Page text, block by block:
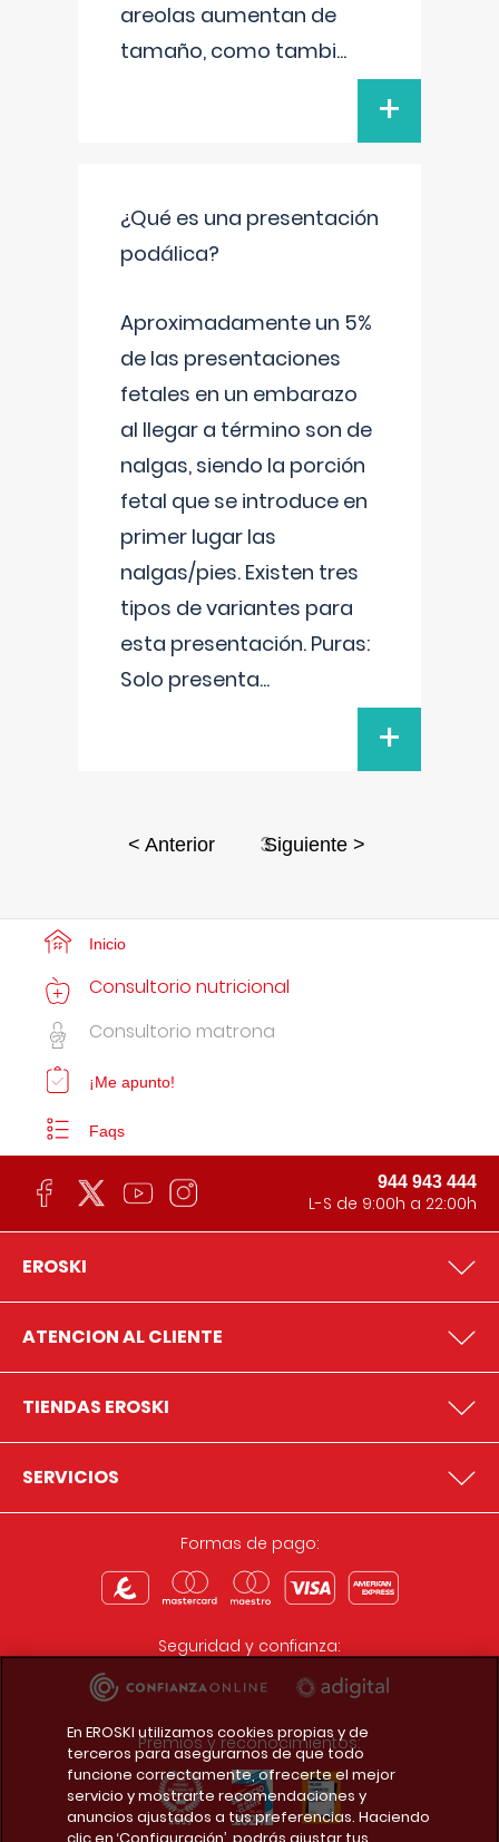
areolas aumentan de
tamaño, como tambi...
+
¿Qué es una presentación
podálica?
Aproximadamente un 5%
de las presentaciones
fetales en un embarazo
al llegar a término son de
nalgas, siendo la porción
fetal que se introduce en
primer lugar las
nalgas/pies. Existen tres
tipos de variantes para
esta presentación. Puras:
Solo presenta...
+
< Anterior 3Siguiente >
Inicio
Consultorio nutricional
Consultorio matrona
¡Me apunto!
Faqs
944 943 444
L-S de 9:00h a 22:00h
EROSKI
ATENCION AL CLIENTE
TIENDAS EROSKI
SERVICIOS
Formas de pago:
Seguridad y confianza:
Premios y reconocimientos:
En EROSKI utilizamos cookies propias y de
terceros para asegurarnos de que todo
funcione correctamente, ofrecerte el mejor
servicio y mostrarte recomendaciones y
anuncios ajustados a tus preferencias. Haciendo
clic en ‘Configuración’, podrás ajustar tus